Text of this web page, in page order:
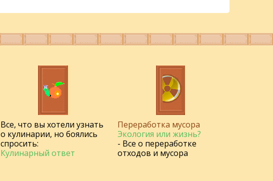
Все, что вы хотели узнать
о кулинарии, но боялись
спросить:
Кулинарный ответ
Переработка мусора
Экология или жизнь?
- Все о переработке
отходов и мусора